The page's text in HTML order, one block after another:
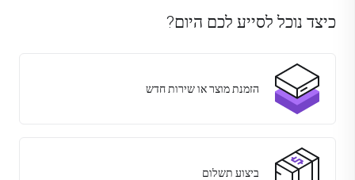
כיצד נוכל לסייע לכם היום?
הזמנת מוצר או שירות חדש
ביצוע תשלום